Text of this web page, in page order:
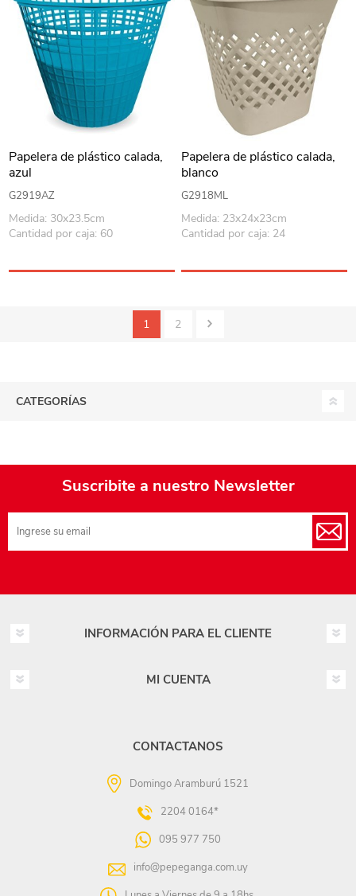
Papelera de plástico calada,
azul
G2919AZ
Medida: 30x23.5cm
Cantidad por caja: 60
Papelera de plástico calada,
blanco
G2918ML
Medida: 23x24x23cm
Cantidad por caja: 24
1 2
CATEGORÍAS
Suscribite a nuestro Newsletter
INFORMACIÓN PARA EL CLIENTE
MI CUENTA
CONTACTANOS
Domingo Aramburú 1521
2204 0164*
095 977 750
info@pepeganga.com.uy